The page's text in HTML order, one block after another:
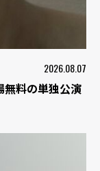
2026.08.07
無料の単独公演